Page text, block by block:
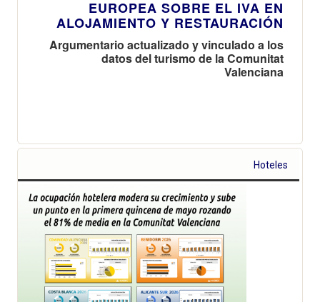
EUROPEA SOBRE EL IVA EN
ALOJAMIENTO Y RESTAURACIÓN
Argumentario actualizado y vinculado a los
datos del turismo de la Comunitat
Valenciana
Hoteles